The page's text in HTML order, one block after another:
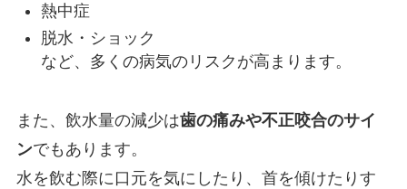
熱中症
脱水・ショック
など、多くの病気のリスクが高まります。
また、飲水量の減少は歯の痛みや不正咬合のサイ
ンでもあります。
水を飲む際に口元を気にしたり、首を傾けたりす